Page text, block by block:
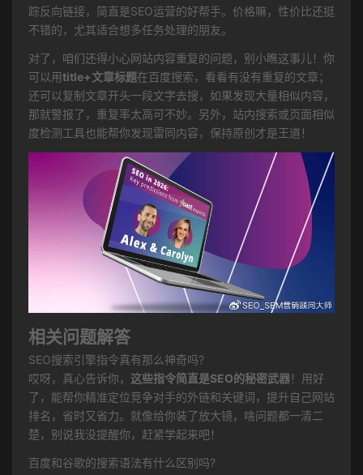
踪反向链接，简直是SEO运营的好帮手。价格嘛，性价比还挺
不错的，尤其适合想多任务处理的朋友。
对了，咱们还得小心网站内容重复的问题，别小瞧这事儿！你
可以用title+文章标题在百度搜索，看看有没有重复的文章；
还可以复制文章开头一段文字去搜，如果发现大量相似内容，
那就警报了，重复率太高可不妙。另外，站内搜索或页面相似
度检测工具也能帮你发现雷同内容，保持原创才是王道！
相关问题解答
SEO搜索引擎指令真有那么神奇吗?
哎呀，真心告诉你， 这些指令简直是SEO的秘密武器 ！用好
了，能帮你精准定位竞争对手的外链和关键词，提升自己网站
排名，省时又省力。就像给你装了放大镜，啥问题都一清二
楚，别说我没提醒你，赶紧学起来吧！
百度和谷歌的搜索语法有什么区别吗?